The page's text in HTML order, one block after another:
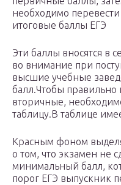
необходимо
итоговые баллы ЕГЭ
Эти баллы вносятся в
во внимание при
высшие учебные
балл.Чтобы правильно
вторичные,
таблицу.В таблице
Красным фоном
о том, что экзамен не
минимальный балл,
порог ЕГЭ выпускник